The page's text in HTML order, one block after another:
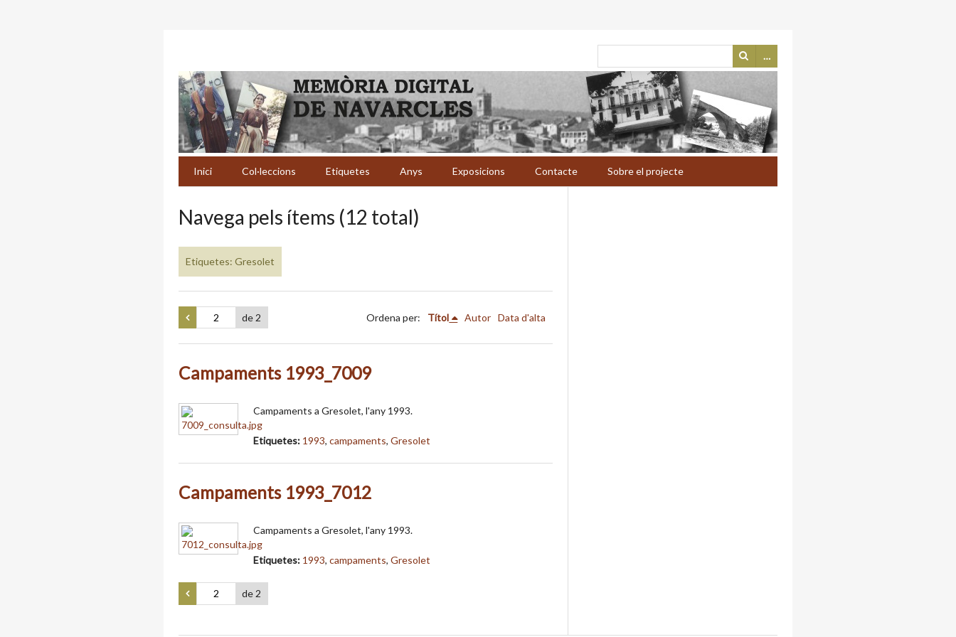
…
Inici Col·leccions Etiquetes Anys Exposicions Contacte Sobre el projecte
Navega pels ítems (12 total)
Etiquetes: Gresolet
de 2 Ordena per: Títol Autor Data d'alta
Campaments 1993_7009
Campaments a Gresolet, l'any 1993.
Etiquetes: 1993, campaments, Gresolet
Campaments 1993_7012
Campaments a Gresolet, l'any 1993.
Etiquetes: 1993, campaments, Gresolet
de 2